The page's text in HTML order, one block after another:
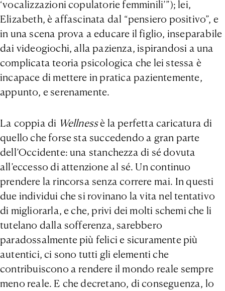
‘vocalizzazioni copulatorie femminili’”); lei,
Elizabeth, è affascinata dal “pensiero positivo”, e
in una scena prova a educare il figlio, inseparabile
dai videogiochi, alla pazienza, ispirandosi a una
complicata teoria psicologica che lei stessa è
incapace di mettere in pratica pazientemente,
appunto, e serenamente.
La coppia di Wellnessè la perfetta caricatura di
quello che forse sta succedendo a gran parte
dell’Occidente: una stanchezza di sé dovuta
all’eccesso di attenzione al sé. Un continuo
prendere la rincorsa senza correre mai. In questi
due individui che si rovinano la vita nel tentativo
di migliorarla, e che, privi dei molti schemi che li
tutelano dalla sofferenza, sarebbero
paradossalmente più felici e sicuramente più
autentici, ci sono tutti gli elementi che
contribuiscono a rendere il mondo reale sempre
meno reale. E che decretano, di conseguenza, lo